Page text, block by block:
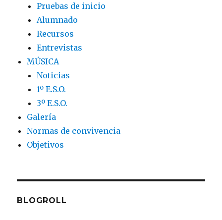
Pruebas de inicio
Alumnado
Recursos
Entrevistas
MÚSICA
Noticias
1º E.S.O.
3º E.S.O.
Galería
Normas de convivencia
Objetivos
BLOGROLL